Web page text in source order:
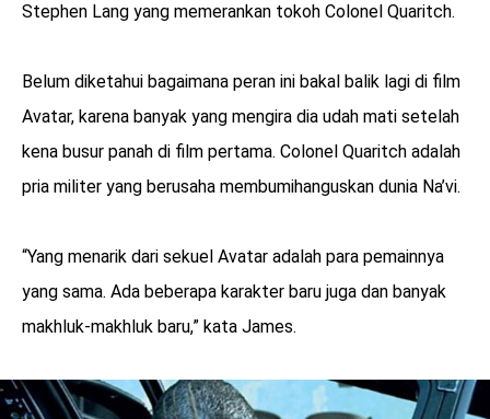
menarik
Stephen Lang yang memerankan tokoh Colonel Quaritch.
Belum diketahui bagaimana peran ini bakal balik lagi di film
Avatar, karena banyak yang mengira dia udah mati setelah
kena busur panah di film pertama. Colonel Quaritch adalah
pria militer yang berusaha membumihanguskan dunia Na’vi.
“Yang menarik dari sekuel Avatar adalah para pemainnya
yang sama. Ada beberapa karakter baru juga dan banyak
makhluk-makhluk baru,” kata James.